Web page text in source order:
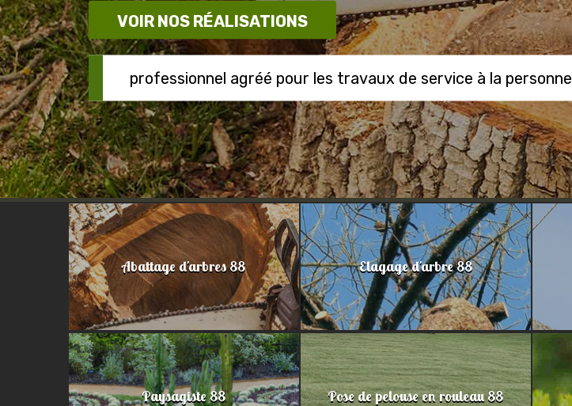
VOIR NOS RÉALISATIONS
professionnel agréé pour les travaux de service à la personne
Abattage d'arbres 88 Elagage d'arbre 88
Paysagiste 88 Pose de pelouse en rouleau 88